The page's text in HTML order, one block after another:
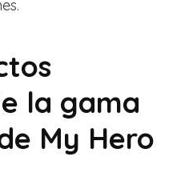
la gama
My Hero